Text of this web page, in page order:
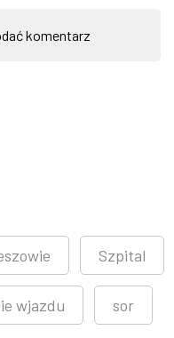
komentarz
Szpital
wjazdu sor